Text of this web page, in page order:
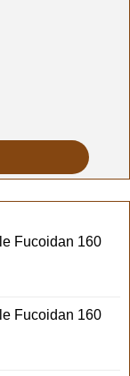
Fucoidan 160
₫.
Fucoidan 160